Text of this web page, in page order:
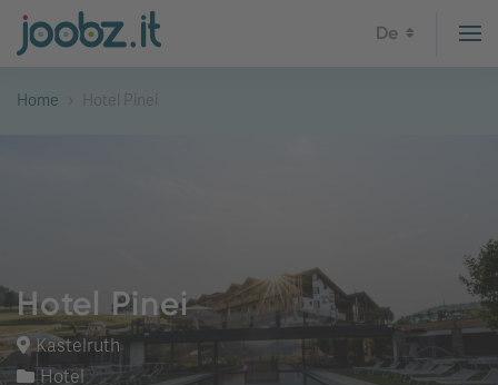
De
Home Hotel Pinei
Hotel Pinei
Kastelruth
Hotel